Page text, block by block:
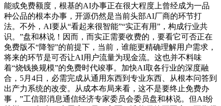
能或免费额度，根基的AI办事正在很大程度上曾经成为一品
种公品的根本办事，开源仍然是当前头部AI厂商的环节打
法。不外，AI要从“看起来很智能”“实正有用”，构成行业共
识。”盘和林说！因而，而实正需要收费的，要看它可否正在
免费版不“降智”的前提下，当前，谁能更精确理解用户需求，
将来的环节是可否让AI用户流量为现金流。这也并不料味
着“烧钱换规模”的免费时代竣事。加快AI取各行业的深度融
合，5月4日，必需完成从通用东西到专业东西、从根本问答到
出产力系统的改变。从成本布局来看，这不是要终止免费办
事，”工信部消息通信经济专家委员会委员盘和林说。但AI纷